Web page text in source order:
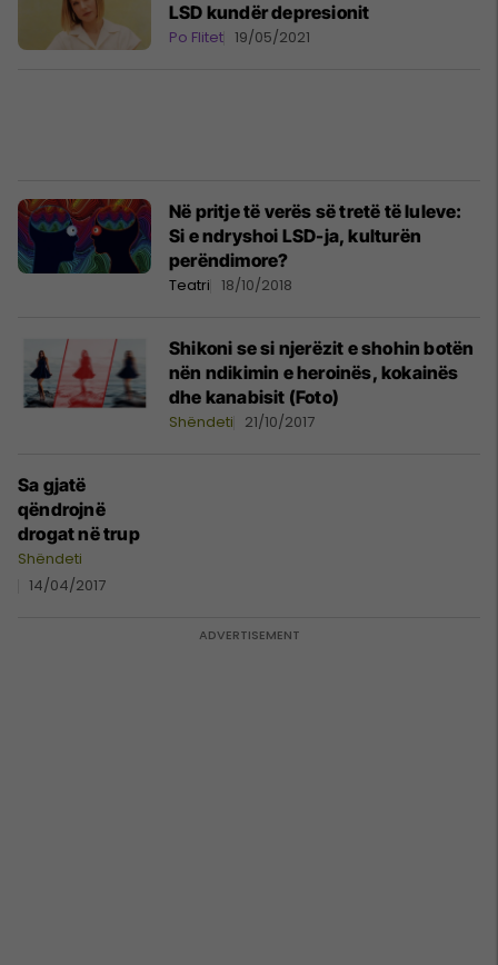
LSD kundër depresionit
Po Flitet 19/05/2021
Në pritje të verës së tretë të luleve:
Si e ndryshoi LSD-ja, kulturën
perëndimore?
Teatri 18/10/2018
Shikoni se si njerëzit e shohin botën
nën ndikimin e heroinës, kokainës
dhe kanabisit (Foto)
Shëndeti 21/10/2017
Sa gjatë
qëndrojnë
drogat në trup
Shëndeti
14/04/2017